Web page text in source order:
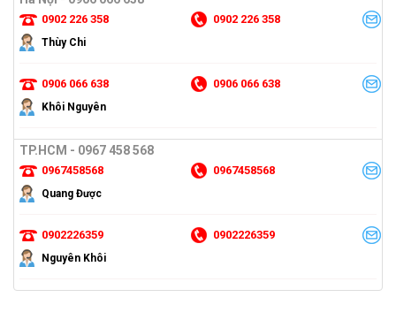
0902 226 358 0902 226 358
Thùy Chi
0906 066 638 0906 066 638
Khôi Nguyên
TP.HCM - 0967 458 568
0967458568 0967458568
Quang Được
0902226359 0902226359
Nguyên Khôi